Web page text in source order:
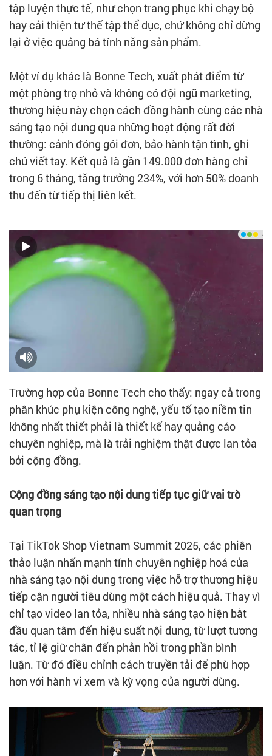
tập luyện thực tế, như chọn trang phục khi chạy bộ
hay cải thiện tư thế tập thể dục, chứ không chỉ dừng
lại ở việc quảng bá tính năng sản phẩm.
Một ví dụ khác là Bonne Tech, xuất phát điểm từ
một phòng trọ nhỏ và không có đội ngũ marketing,
thương hiệu này chọn cách đồng hành cùng các nhà
sáng tạo nội dung qua những hoạt động rất đời
thường: cảnh đóng gói đơn, bảo hành tận tình, ghi
chú viết tay. Kết quả là gần 149.000 đơn hàng chỉ
trong 6 tháng, tăng trưởng 234%, với hơn 50% doanh
thu đến từ tiếp thị liên kết.
Trường hợp của Bonne Tech cho thấy: ngay cả trong
phân khúc phụ kiện công nghệ, yếu tố tạo niềm tin
không nhất thiết phải là thiết kế hay quảng cáo
chuyên nghiệp, mà là trải nghiệm thật được lan tỏa
bởi cộng đồng.
Cộng đồng sáng tạo nội dung tiếp tục giữ vai trò
quan trọng
Tại TikTok Shop Vietnam Summit 2025, các phiên
thảo luận nhấn mạnh tính chuyên nghiệp hoá của
nhà sáng tạo nội dung trong việc hỗ trợ thương hiệu
tiếp cận người tiêu dùng một cách hiệu quả. Thay vì
chỉ tạo video lan tỏa, nhiều nhà sáng tạo hiện bắt
đầu quan tâm đến hiệu suất nội dung, từ lượt tương
tác, tỉ lệ giữ chân đến phản hồi trong phần bình
luận. Từ đó điều chỉnh cách truyền tải để phù hợp
hơn với hành vi xem và kỳ vọng của người dùng.